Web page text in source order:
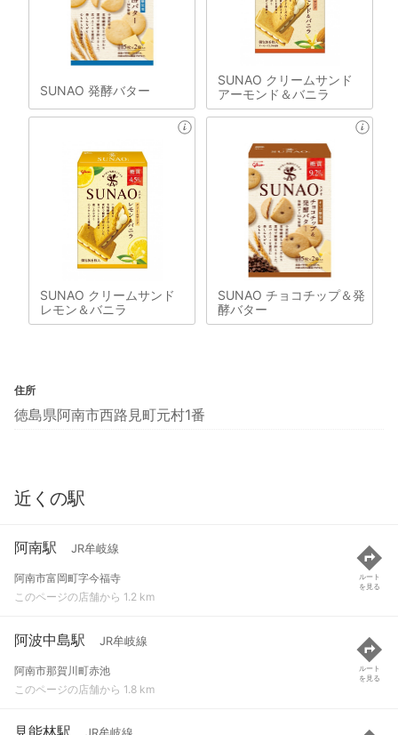
SUNAO 発酵バター
SUNAO クリームサンド
アーモンド＆バニラ
SUNAO クリームサンド
レモン＆バニラ
SUNAO チョコチップ＆発
酵バター
住所
徳島県阿南市西路見町元村1番
近くの駅
阿南駅 JR牟岐線
阿南市富岡町字今福寺
このページの店舗から 1.2 km
ルート
を見る
阿波中島駅 JR牟岐線
阿南市那賀川町赤池
このページの店舗から 1.8 km
ルート
を見る
見能林駅